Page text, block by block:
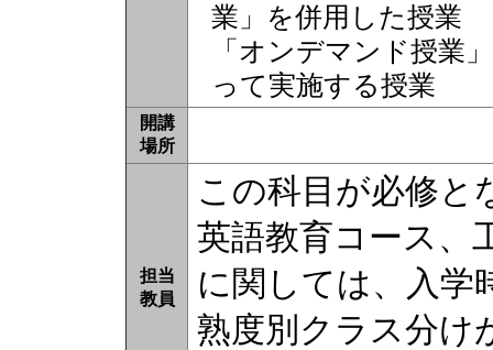
業」を併用した授業
「オンデマンド授業
って実施する授業
開講
場所
担当
教員
この科目が必修と
英語教育コース、
に関しては、入学
熟度別クラス分け